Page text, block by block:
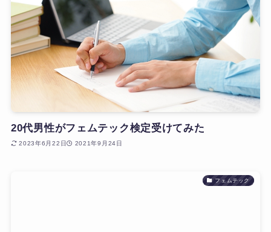
20代男性がフェムテック検定受けてみた
2023年6月22日 2021年9月24日
フェムテック